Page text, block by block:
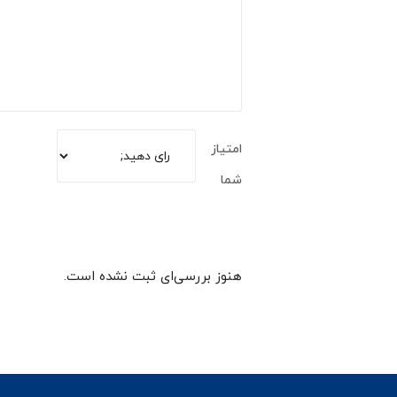
امتیاز
شما
هنوز بررسی‌ای ثبت نشده است.